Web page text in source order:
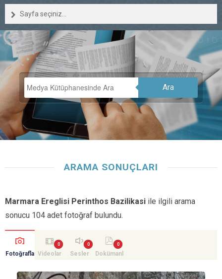
Sayfa seçiniz...
Ara
ARAMA SONUÇLARI
Marmara Ereglisi Perinthos Bazilikasi ile ilgili arama
sonucu 104 adet fotoğraf bulundu.
Fotoğrafla Videolar Sesler
Dokümanl